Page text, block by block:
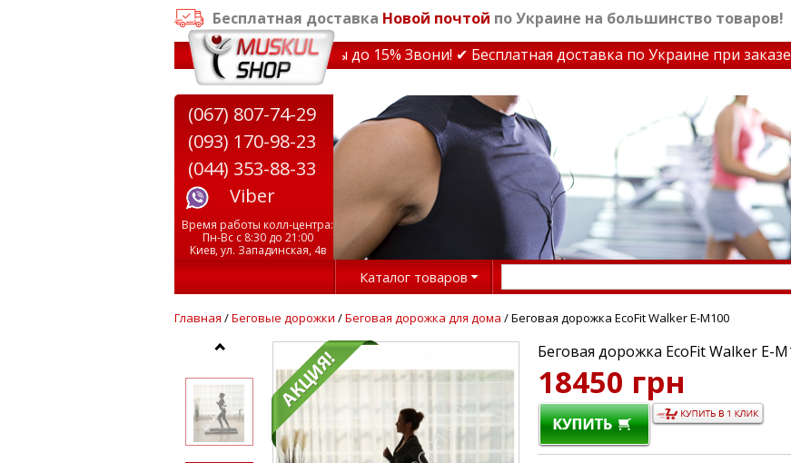
Бесплатная доставка Новой почтой по Украине на большинство товаров!
✔ Скидки на тренажеры до 15% Звони! ✔ Бесплатная доставка по Украине при заказе
(067) 807-74-29
(093) 170-98-23
(044) 353-88-33
Viber
Время работы колл-центра:
Пн-Вс с 8:30 до 21:00
Киев, ул. Западинская, 4в
Каталог товаров
Главная /Беговые дорожки /Беговая дорожка для дома / Беговая дорожка EcoFit Walker E-M100
Беговая дорожка EcoFit Walker E-
18450 грн